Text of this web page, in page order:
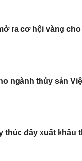
ra cơ hội vàng
ngành thủy sản
thúc đẩy xuất khẩu